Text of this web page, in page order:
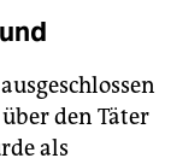
den Täter
als